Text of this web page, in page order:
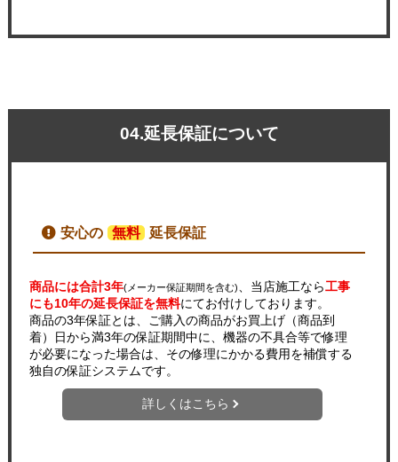
04.延長保証について
安心の 無料 延長保証
商品には合計3年(メーカー保証期間を含む) 、当店施工なら工事
にも10年の延長保証を無料にてお付けしております。
商品の3年保証とは、ご購入の商品がお買上げ（商品到
着）日から満3年の保証期間中に、機器の不具合等で修理
が必要になった場合は、その修理にかかる費用を補償する
独自の保証システムです。
詳しくはこちら